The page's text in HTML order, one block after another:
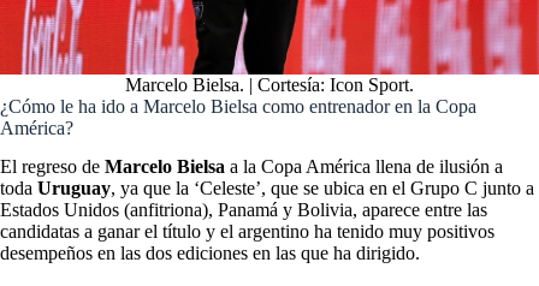
Marcelo Bielsa. | Cortesía: Icon Sport.
¿Cómo le ha ido a Marcelo Bielsa como entrenador en la Copa
América?
El regreso de Marcelo Bielsa a la Copa América llena de ilusión a
toda Uruguay, ya que la ‘Celeste’, que se ubica en el Grupo C junto a
Estados Unidos (anfitriona), Panamá y Bolivia, aparece entre las
candidatas a ganar el título y el argentino ha tenido muy positivos
desempeños en las dos ediciones en las que ha dirigido.